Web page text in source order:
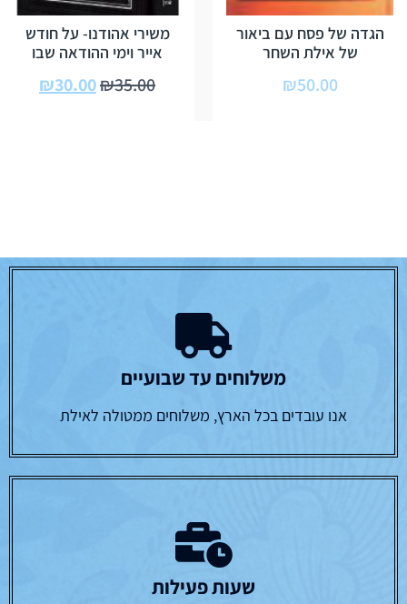
הגדה של פסח עם ביאור
של אילת השחר
₪50.00
משירי אהודנו- על חודש
אייר וימי ההודאה שבו
₪35.00
₪30.00
משלוחים עד שבועיים
אנו עובדים בכל הארץ, משלוחים ממטולה לאילת
שעות פעילות